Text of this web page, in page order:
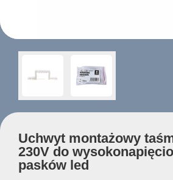
Uchwyt montażowy
230V do
pasków led